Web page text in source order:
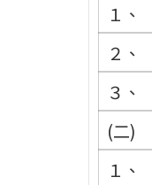
１、
２、
３、
(二)
１、